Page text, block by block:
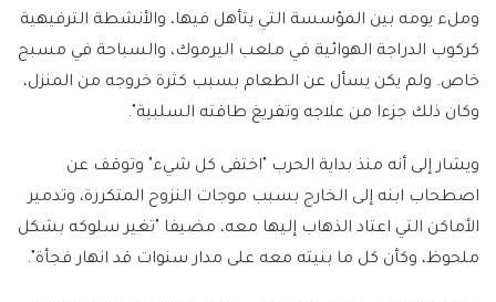
وملء يومه بين المؤسسة التي يتأهل فيها، والأنشطة الترفيهية
كركوب الدراجة الهوائية في ملعب اليرموك، والسباحة في مسبح
خاص. ولم يكن يسأل عن الطعام بسبب كثرة خروجه من المنزل،
وكان ذلك جزءا من علاجه وتفريغ طاقته السلبية".
ويشار إلى أنه منذ بداية الحرب "اختفى كل شيء" وتوقف عن
اصطحاب ابنه إلى الخارج بسبب موجات النزوح المتكررة، وتدمير
الأماكن التي اعتاد الذهاب إليها معه، مضيفا "تغير سلوكه بشكل
ملحوظ، وكأن كل ما بنيته معه على مدار سنوات قد انهار فجأة".